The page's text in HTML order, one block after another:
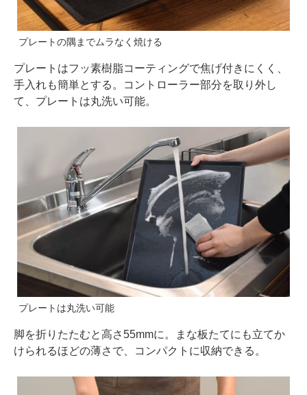
プレートの隅までムラなく焼ける
プレートはフッ素樹脂コーティングで焦げ付きにくく、
手入れも簡単とする。コントローラー部分を取り外し
て、プレートは丸洗い可能。
プレートは丸洗い可能
脚を折りたたむと高さ55mmに。まな板たてにも立てか
けられるほどの薄さで、コンパクトに収納できる。